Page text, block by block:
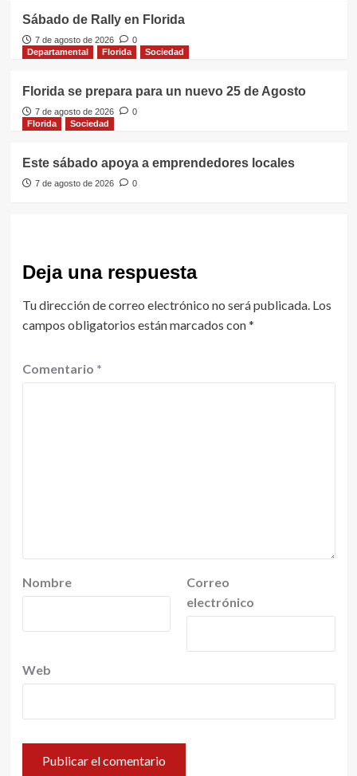
Sábado de Rally en Florida
7 de agosto de 2026
0
Departamental
Florida Sociedad
Florida se prepara para un nuevo 25 de Agosto
7 de agosto de 2026
0
Florida
Sociedad
Este sábado apoya a emprendedores locales
7 de agosto de 2026 0
Deja una respuesta
Tu dirección de correo electrónico no será publicada. Los
campos obligatorios están marcados con*
Comentario *
Nombre
Correo
electrónico
Web